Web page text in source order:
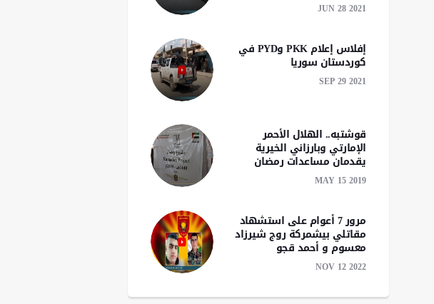
JUN 28 2021
إفلاس إعلام PKK وPYD في
كوردستان سوريا
SEP 29 2021
قوشتبه.. الهلال الأحمر
الإمارتي وبارزاني الخيرية
يقدمان مساعدات رمضان
MAY 15 2019
مرور 7 أعوام على استشهاد
مقاتلي بيشمركة روج شيرزاد
معسوم و أحمد قجو
NOV 12 2022